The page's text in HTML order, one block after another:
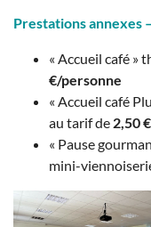
Prestations annexes
« Accueil café »
€/personne
« Accueil café
au tarif de 2,50
« Pause
mini-